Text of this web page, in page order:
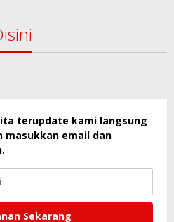
terupdate kami langsung
masukkan email dan